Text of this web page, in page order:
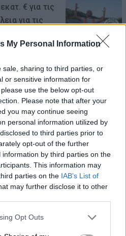
My Personal Information
sale, sharing to third parties, or
or sensitive information for
use the below opt-out
Please note that after your
you may continue seeing
personal information utilized by
to third parties prior to
opt-out of the further
by third parties on the
This information may
parties on the IAB’s List of
may further disclose it to other
Opt Outs
€ για τις
για τις
ιο του Δυτ.
γίνει
Καρυστιανού
Ελασσόνας η